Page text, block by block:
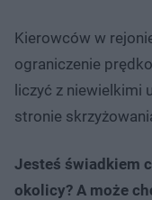
Kierowców w
ograniczenie
liczyć z niewielkimi
stronie
Jesteś świadkiem
okolicy? A może